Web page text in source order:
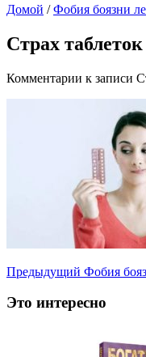
Домой / Фобия боязни
Страх таблеток
Комментарии к записи
Предыдущий Фобия
Это интересно